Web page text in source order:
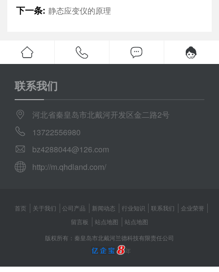
下一条: 静态应变仪的原理
联系我们
河北省秦皇岛市北戴河开发区金二路2号
13722556980
bz4288044@126.com
http://m.qhdland.com/
首页 关于我们 公司产品 新闻动态 行业知识 联系我们
企业荣誉
留言板
站点地图
站点地图
版权所有：秦皇岛市北戴河兰德科技有限责任公司